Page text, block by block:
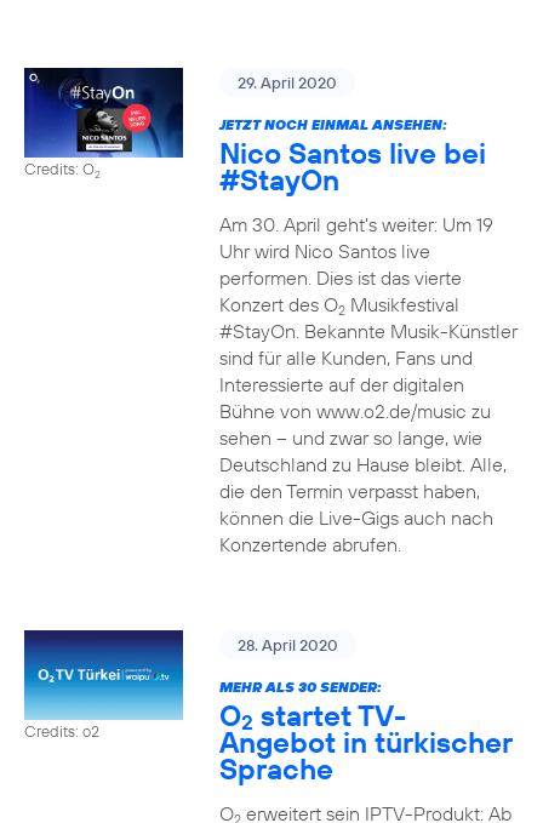
Credits: O2
29. April 2020
JETZT NOCH EINMAL ANSEHEN:
Nico Santos live bei
#StayOn
Am 30. April geht’s weiter: Um 19
Uhr wird Nico Santos live
performen. Dies ist das vierte
Konzert des O2Musikfestival
#StayOn. Bekannte Musik-Künstler
sind für alle Kunden, Fans und
Interessierte auf der digitalen
Bühne von www.o2.de/music zu
sehen – und zwar so lange, wie
Deutschland zu Hause bleibt. Alle,
die den Termin verpasst haben,
können die Live-Gigs auch nach
Konzertende abrufen.
Credits: o2
28. April 2020
MEHR ALS 30 SENDER:
O2 startet TV-
Angebot in türkischer
Sprache
O2erweitert sein IPTV-Produkt: Ab